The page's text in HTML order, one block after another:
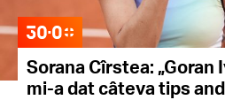
Sorana Cîrstea: „Goran
mi-a dat câteva tips